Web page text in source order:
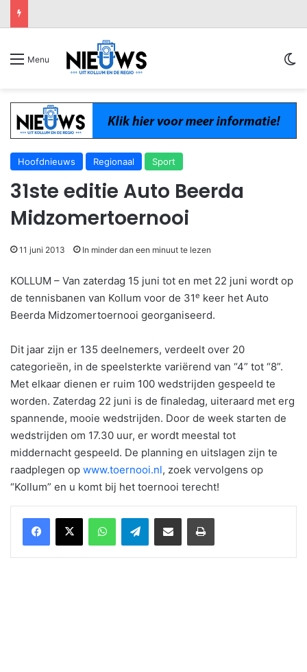
Menu
Hoofdnieuws Regionaal Sport
31ste editie Auto Beerda
Midzomertoernooi
11 juni 2013 In minder dan een minuut te lezen
KOLLUM – Van zaterdag 15 juni tot en met 22 juni wordt op
de tennisbanen van Kollum voor de 31e keer het Auto
Beerda Midzomertoernooi georganiseerd.
Dit jaar zijn er 135 deelnemers, verdeelt over 20
categorieën, in de speelsterkte variërend van “4” tot “8”.
Met elkaar dienen er ruim 100 wedstrijden gespeeld te
worden. Zaterdag 22 juni is de finaledag, uiteraard met erg
spannende, mooie wedstrijden. Door de week starten de
wedstrijden om 17.30 uur, er wordt meestal tot
middernacht gespeeld. De planning en uitslagen zijn te
raadplegen op www.toernooi.nl, zoek vervolgens op
“Kollum” en u komt bij het toernooi terecht!
WhatsAppTelegramDelen via Email Print